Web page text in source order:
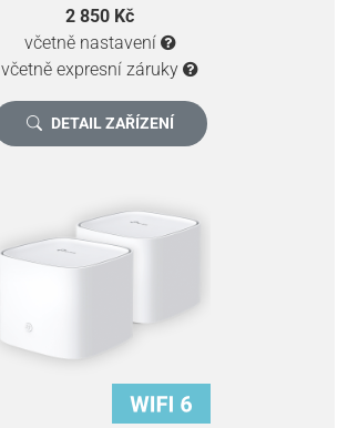
2 850 Kč
včetně nastavení
včetně expresní záruky
DETAIL ZAŘÍZENÍ